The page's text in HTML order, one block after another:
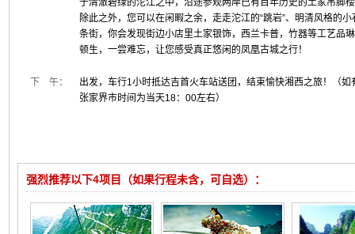
于清澈碧绿的沱江之中，沿途参观两岸已有百年历史的土家吊脚
除此之外，您可以在闲暇之余，走走沱江的“跳岩”、明清风格的
条街，你会发现街边小店里土家银饰，西兰卡普，竹器等工艺品
顿生，一尝难忘，让您感受真正悠闲的凤凰古城之行！
下 午：
出发，车行1小时抵达吉首火车站送团，结束愉快湘西之旅！（
张家界市时间为当天18：00左右）
强烈推荐以下4项目（如果行程未含，可自选）：